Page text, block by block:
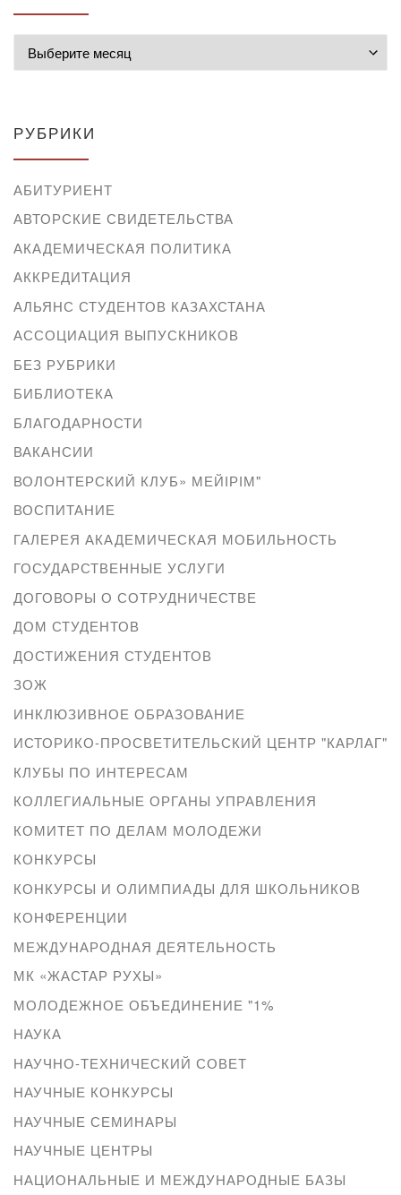
РУБРИКИ
АБИТУРИЕНТ
АВТОРСКИЕ СВИДЕТЕЛЬСТВА
АКАДЕМИЧЕСКАЯ ПОЛИТИКА
АККРЕДИТАЦИЯ
АЛЬЯНС СТУДЕНТОВ КАЗАХСТАНА
АССОЦИАЦИЯ ВЫПУСКНИКОВ
БЕЗ РУБРИКИ
БИБЛИОТЕКА
БЛАГОДАРНОСТИ
ВАКАНСИИ
ВОЛОНТЕРСКИЙ КЛУБ» МЕЙІРІМ"
ВОСПИТАНИЕ
ГАЛЕРЕЯ АКАДЕМИЧЕСКАЯ МОБИЛЬНОСТЬ
ГОСУДАРСТВЕННЫЕ УСЛУГИ
ДОГОВОРЫ О СОТРУДНИЧЕСТВЕ
ДОМ СТУДЕНТОВ
ДОСТИЖЕНИЯ СТУДЕНТОВ
ЗОЖ
ИНКЛЮЗИВНОЕ ОБРАЗОВАНИЕ
ИСТОРИКО-ПРОСВЕТИТЕЛЬСКИЙ ЦЕНТР "КАРЛАГ"
КЛУБЫ ПО ИНТЕРЕСАМ
КОЛЛЕГИАЛЬНЫЕ ОРГАНЫ УПРАВЛЕНИЯ
КОМИТЕТ ПО ДЕЛАМ МОЛОДЕЖИ
КОНКУРСЫ
КОНКУРСЫ И ОЛИМПИАДЫ ДЛЯ ШКОЛЬНИКОВ
КОНФЕРЕНЦИИ
МЕЖДУНАРОДНАЯ ДЕЯТЕЛЬНОСТЬ
МК «ЖАСТАР РУХЫ»
МОЛОДЕЖНОЕ ОБЪЕДИНЕНИЕ "1%
НАУКА
НАУЧНО-ТЕХНИЧЕСКИЙ СОВЕТ
НАУЧНЫЕ КОНКУРСЫ
НАУЧНЫЕ СЕМИНАРЫ
НАУЧНЫЕ ЦЕНТРЫ
НАЦИОНАЛЬНЫЕ И МЕЖДУНАРОДНЫЕ БАЗЫ